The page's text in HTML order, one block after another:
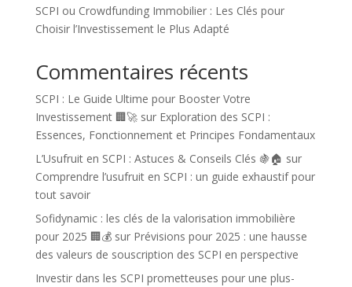
SCPI ou Crowdfunding Immobilier : Les Clés pour
Choisir l’Investissement le Plus Adapté
Commentaires récents
SCPI : Le Guide Ultime pour Booster Votre
Investissement 🏢🚀sur Exploration des SCPI :
Essences, Fonctionnement et Principes Fondamentaux
L’Usufruit en SCPI : Astuces & Conseils Clés 🍇🏠 sur
Comprendre l’usufruit en SCPI : un guide exhaustif pour
tout savoir
Sofidynamic : les clés de la valorisation immobilière
pour 2025 🏢💰sur Prévisions pour 2025 : une hausse
des valeurs de souscription des SCPI en perspective
Investir dans les SCPI prometteuses pour une plus-